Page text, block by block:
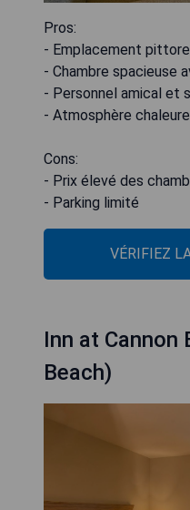
Pros:
- Emplacement
- Chambre spacieuse
- Personnel amical et
- Atmosphère
Cons:
- Prix élevé des
- Parking limité
VÉRIFIEZ
Inn at Cannon
Beach)